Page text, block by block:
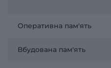
Оперативна пам'ять
Вбудована пам'ять